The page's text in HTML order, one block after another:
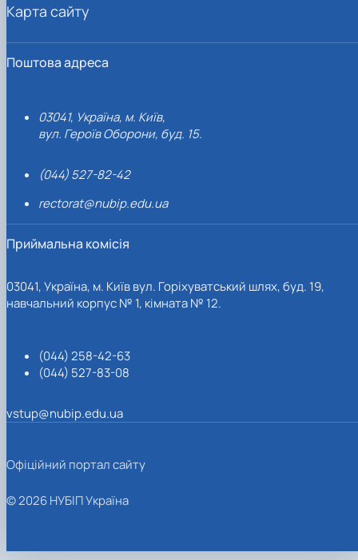
Поштова адреса
03041, Україна, м. Київ,
вул. Героїв Оборони, буд. 15.
(044) 527-82-42
rectorat@nubip.edu.ua
Приймальна комісія
03041, Україна, м. Київ вул. Горіхуватський шлях, буд. 19,
навчальний корпус № 1, кімната № 12.
(044) 258-42-63
(044) 527-83-08
vstup@nubip.edu.ua
Карта сайту
Офіційний портал сайту
© 2026 НУБІП Україна